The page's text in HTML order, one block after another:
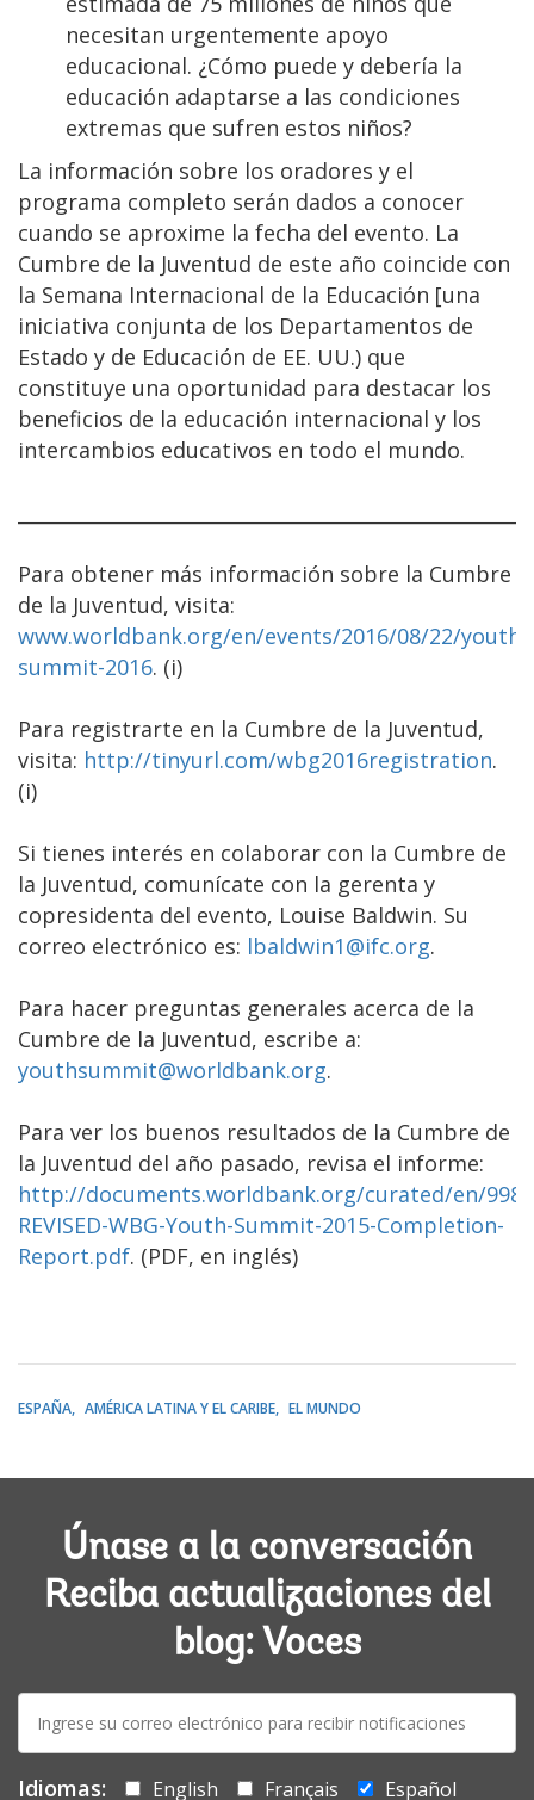
necesitan urgentemente apoyo
educacional. ¿Cómo puede y debería la
educación adaptarse a las condiciones
extremas que sufren estos niños?
La información sobre los oradores y el
programa completo serán dados a conocer
cuando se aproxime la fecha del evento. La
Cumbre de la Juventud de este año coincide con
la Semana Internacional de la Educación [una
iniciativa conjunta de los Departamentos de
Estado y de Educación de EE. UU.) que
constituye una oportunidad para destacar los
beneficios de la educación internacional y los
intercambios educativos en todo el mundo.
Para obtener más información sobre la Cumbre
de la Juventud, visita:
www.worldbank.org/en/events/2016/08/22/youth-
summit-2016. (i)
Para registrarte en la Cumbre de la Juventud,
visita: http://tinyurl.com/wbg2016registration.
(i)
Si tienes interés en colaborar con la Cumbre de
la Juventud, comunícate con la gerenta y
copresidenta del evento, Louise Baldwin. Su
correo electrónico es: lbaldwin1@ifc.org.
Para hacer preguntas generales acerca de la
Cumbre de la Juventud, escribe a:
youthsummit@worldbank.org.
Para ver los buenos resultados de la Cumbre de
la Juventud del año pasado, revisa el informe:
http://documents.worldbank.org/curated/en/
REVISED-WBG-Youth-Summit-2015-Completion-
Report.pdf. (PDF, en inglés)
ESPAÑA AMÉRICA LATINA Y EL CARIBE EL MUNDO
Únase a la conversación
Reciba actualizaciones del
blog: Voces
mail:
Idiomas: English Français
Español